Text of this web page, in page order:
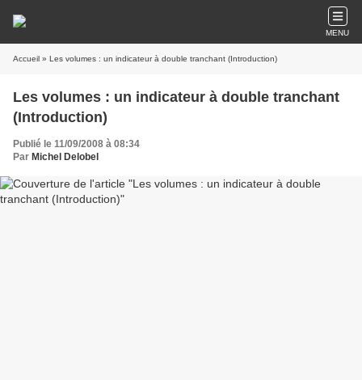
MENU
Accueil » Les volumes : un indicateur à double tranchant (Introduction)
Les volumes : un indicateur à double tranchant
(Introduction)
Publié le 11/09/2008 à 08:34
Par Michel Delobel